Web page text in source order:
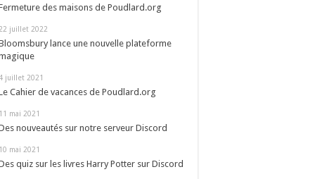
des maisons de Poudlard.org
juillet 2022
lance une nouvelle plateforme
juillet 2021
Cahier de vacances de Poudlard.org
mai 2021
nouveautés sur notre serveur Discord
mai 2021
quiz sur les livres Harry Potter sur Discord